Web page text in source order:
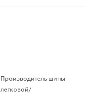
Производитель шины
легковой/